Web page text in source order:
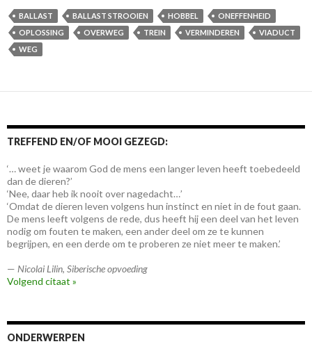
BALLAST BALLAST STROOIEN HOBBEL
ONEFFENHEID
OPLOSSING
OVERWEG TREIN VERMINDEREN
VIADUCT
WEG
TREFFEND EN/OF MOOI GEZEGD:
‘… weet je waarom God de mens een langer leven heeft toebedeeld
dan de dieren?’
‘Nee, daar heb ik nooit over nagedacht…’
‘Omdat de dieren leven volgens hun instinct en niet in de fout gaan.
De mens leeft volgens de rede, dus heeft hij een deel van het leven
nodig om fouten te maken, een ander deel om ze te kunnen
begrijpen, en een derde om te proberen ze niet meer te maken.’
— Nicolai Lilin, Siberische opvoeding
Volgend citaat »
ONDERWERPEN